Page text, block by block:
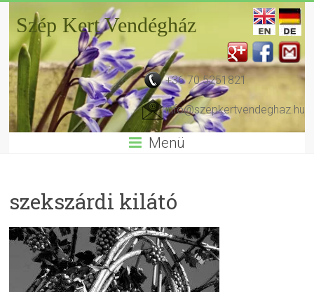
Szép Kert Vendégház
+36 70 5251821
info@szepkertvendeghaz.hu
Menü
szekszárdi kilátó